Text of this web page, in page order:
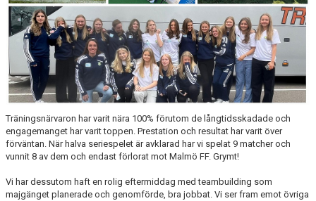
Träningsnärvaron har varit nära 100% förutom de långtidsskadade och
engagemanget har varit toppen. Prestation och resultat har varit över
förväntan. När halva seriespelet är avklarad har vi spelat 9 matcher och
vunnit 8 av dem och endast förlorat mot Malmö FF. Grymt!
Vi har dessutom haft en rolig eftermiddag med teambuilding som
majgänget planerade och genomförde, bra jobbat. Vi ser fram emot övriga